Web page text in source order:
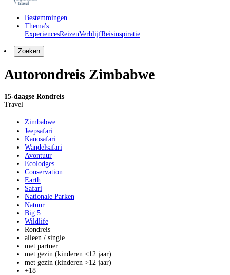
Bestemmingen
Thema's
ExperiencesReizenVerblijfReisinspiratie
Zoeken
Autorondreis Zimbabwe
15-daagse Rondreis
Travel
Zimbabwe
Jeepsafari
Kanosafari
Wandelsafari
Avontuur
Ecolodges
Conservation
Earth
Safari
Nationale Parken
Natuur
Big 5
Wildlife
Rondreis
alleen / single
met partner
met gezin (kinderen <12 jaar)
met gezin (kinderen >12 jaar)
+18